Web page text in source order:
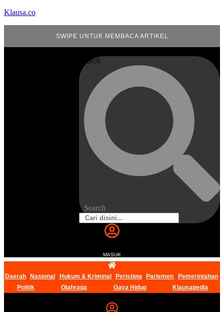
Klausa.co
SWIPE UNTUK MEMBACA ARTIKEL
Search
Search
MASUK
Daerah Nasional Hukum & Kriminal Peristiwa Parlemen
Pemerintahan
Politik
Olahraga Gaya Hidup Klausapedia